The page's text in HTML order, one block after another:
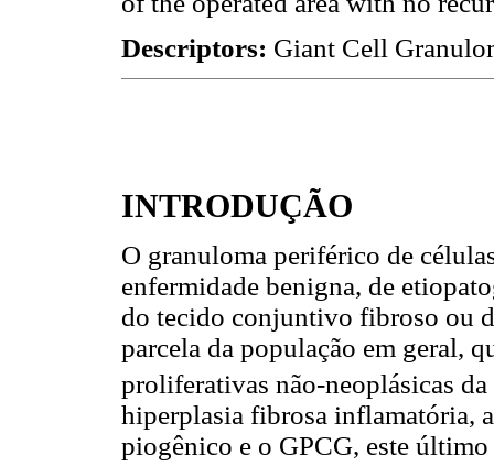
Descriptors: Giant Cell
INTRODUÇÃO
O granuloma periférico de
enfermidade benigna, de
do tecido conjuntivo fibroso ou
parcela da população em geral,
proliferativas não-neoplásicas da
hiperplasia fibrosa inflamatória,
piogênico e o GPCG, este